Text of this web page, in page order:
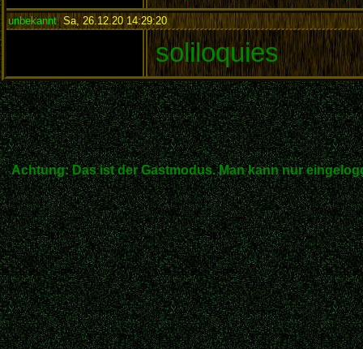
unbekannt,Sa, 26.12.20 14:29:20:
soliloquies
Achtung: Das ist der Gastmodus. Man kann nur